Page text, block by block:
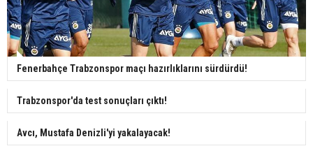
Fenerbahçe Trabzonspor maçı hazırlıklarını sürdürdü!
Trabzonspor'da test sonuçları çıktı!
Avcı, Mustafa Denizli'yi yakalayacak!